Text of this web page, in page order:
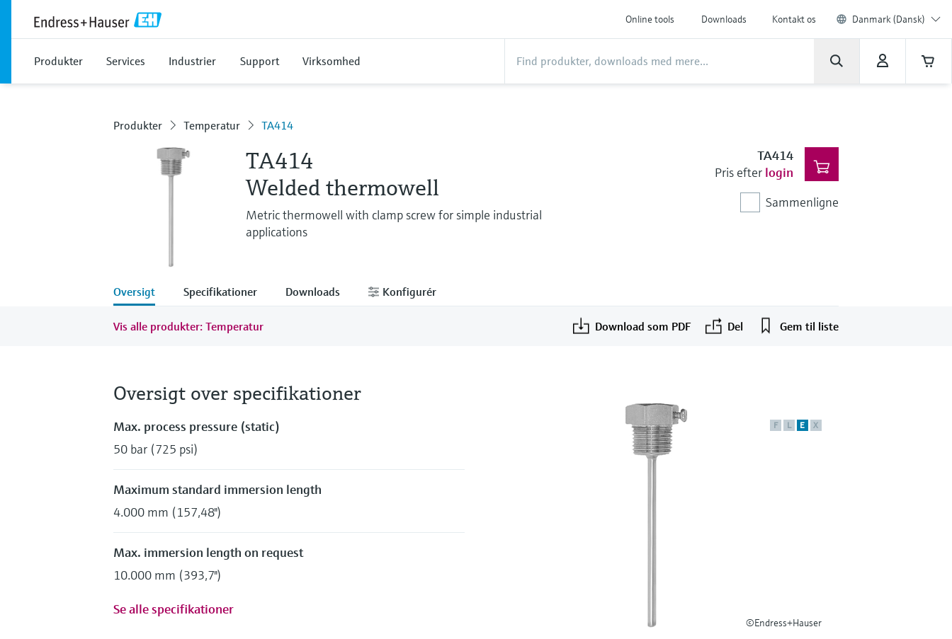
Online tools Downloads Kontakt os Danmark (Dansk)
Produkter Services Industrier Support Virksomhed
Produkter Temperatur TA414
TA414
Welded thermowell
Metric thermowell with clamp screw for simple industrial
applications
TA414
Pris efter login
Sammenligne
Oversigt Specifikationer Downloads Konfigurér
Vis alle produkter: Temperatur Download som PDF Del Gem til liste
F L E X
©Endress+Hauser
Oversigt over specifikationer
Max. process pressure (static)
50 bar (725 psi)
Maximum standard immersion length
4.000 mm (157,48")
Max. immersion length on request
10.000 mm (393,7")
Se alle specifikationer